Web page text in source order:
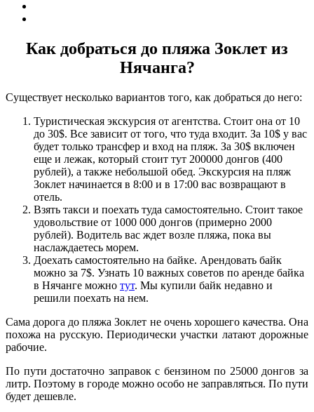
Как добраться до пляжа Зоклет из
Нячанга?
Существует несколько вариантов того, как добраться до него:
Туристическая экскурсия от агентства. Стоит она от 10
до 30$. Все зависит от того, что туда входит. За 10$ у вас
будет только трансфер и вход на пляж. За 30$ включен
еще и лежак, который стоит тут 200000 донгов (400
рублей), а также небольшой обед. Экскурсия на пляж
Зоклет начинается в 8:00 и в 17:00 вас возвращают в
отель.
Взять такси и поехать туда самостоятельно. Стоит такое
удовольствие от 1000 000 донгов (примерно 2000
рублей). Водитель вас ждет возле пляжа, пока вы
наслаждаетесь морем.
Доехать самостоятельно на байке. Арендовать байк
можно за 7$. Узнать 10 важных советов по аренде байка
в Нячанге можно тут. Мы купили байк недавно и
решили поехать на нем.
Сама дорога до пляжа Зоклет не очень хорошего качества. Она
похожа на русскую. Периодически участки латают дорожные
рабочие.
По пути достаточно заправок с бензином по 25000 донгов за
литр. Поэтому в городе можно особо не заправляться. По пути
будет дешевле.